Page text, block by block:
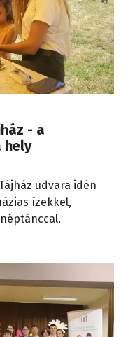
- a
hely
udvara idén
ízekkel,